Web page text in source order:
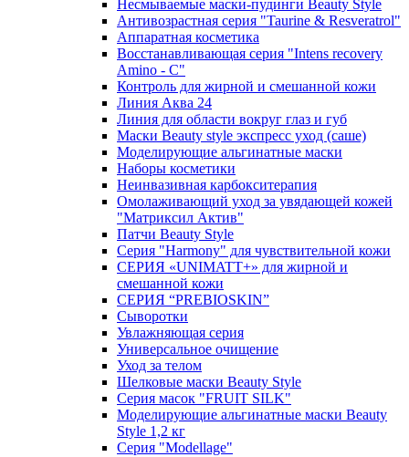
Несмываемые маски-пудинги Beauty Style
Антивозрастная серия "Taurine & Resveratrol"
Аппаратная косметика
Восстанавливающая серия "Intens recovery
Amino - C"
Контроль для жирной и смешанной кожи
Линия Аква 24
Линия для области вокруг глаз и губ
Маски Beauty style экспресс уход (саше)
Моделирующие альгинатные маски
Наборы косметики
Неинвазивная карбокситерапия
Омолаживающий уход за увядающей кожей
"Матриксил Актив"
Патчи Beauty Style
Серия "Harmony" для чувствительной кожи
СЕРИЯ «UNIMATT+» для жирной и
смешанной кожи
СЕРИЯ “PREBIOSKIN”
Сыворотки
Увлажняющая серия
Универсальное очищение
Уход за телом
Шелковые маски Beauty Style
Серия масок "FRUIT SILK"
Моделирующие альгинатные маски Beauty
Style 1,2 кг
Серия "Modellage"